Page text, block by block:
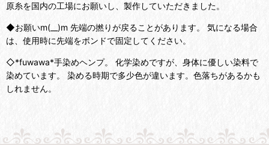
原糸を国内の工場にお願いし、製作していただきました。
◆お願いm(__)m 先端の撚りが戻ることがあります。 気になる場合
は、使用時に先端をボンドで固定してください。
◇*fuwawa*手染めヘンプ。 化学染めですが、身体に優しい染料で
染めています。 染める時期で多少色が違います。色落ちがあるかも
しれません。